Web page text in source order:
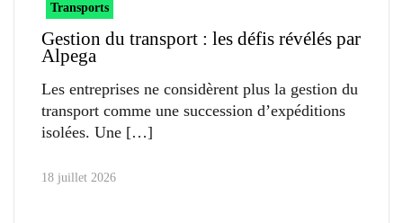
Transports
Gestion du transport : les défis révélés par
Alpega
Les entreprises ne considèrent plus la gestion du
transport comme une succession d’expéditions
isolées. Une
18 juillet 2026